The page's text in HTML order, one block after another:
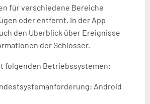
für verschiedene Bereiche
oder entfernt. In der App
den Überblick über Ereignisse
der Schlösser.
folgenden Betriebssystemen:
Android